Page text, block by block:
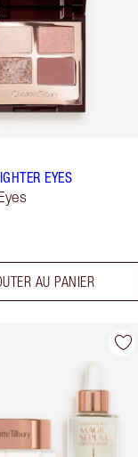
EYES
AU PANIER